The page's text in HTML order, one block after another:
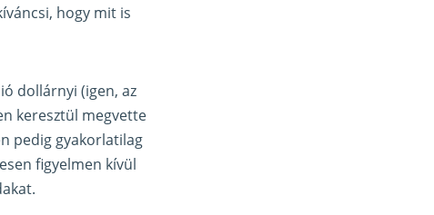
hogy mit is
dollárnyi (igen, az
keresztül megvette
pedig gyakorlatilag
figyelmen kívül